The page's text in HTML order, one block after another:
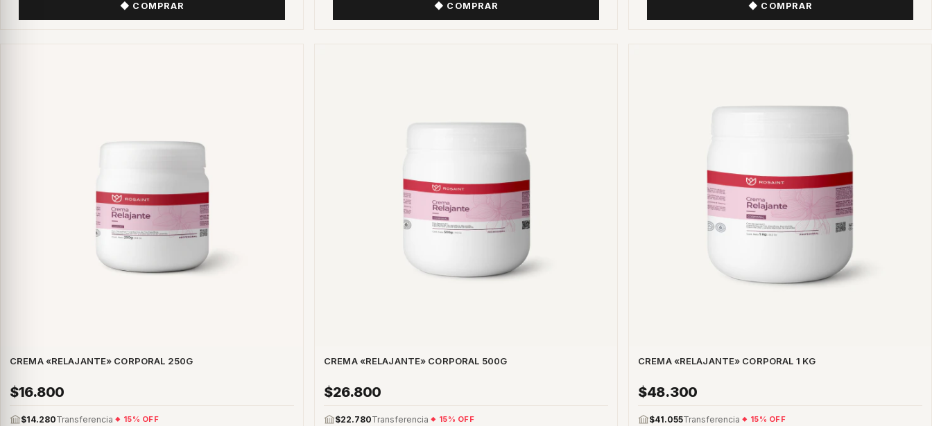
CREMA «RELAJANTE» CORPORAL 250G
$16.800
$14.280Transferencia 15% OFF
CREMA «RELAJANTE» CORPORAL 500G
$26.800
$22.780Transferencia 15% OFF
CREMA «RELAJANTE» CORPORAL 1 KG
$48.300
$41.055Transferencia 15% OFF